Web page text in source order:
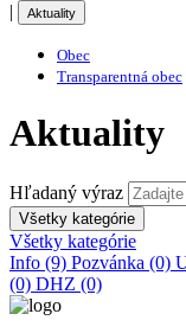
| Aktuality
Obec
Transparentná obec
Aktuality
Hľadaný výraz
Všetky kategórie
Všetky kategórie
Info (9) Pozvánka (0)
(0) DHZ (0)